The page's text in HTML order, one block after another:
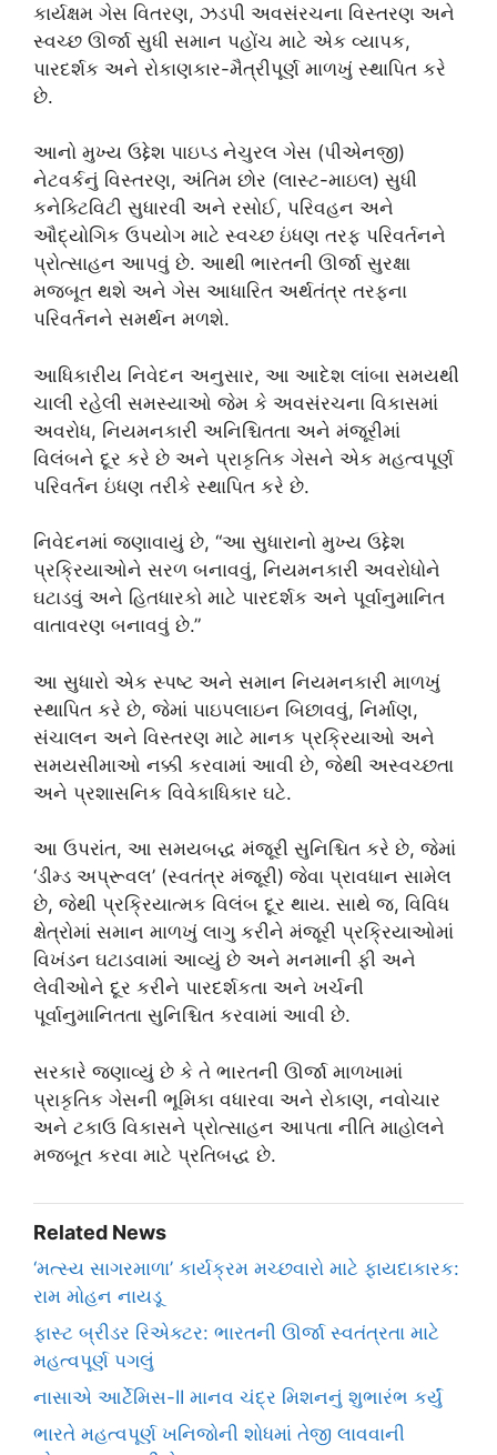
કાર્યક્ષમ ગેસ વિતરણ, ઝડપી અવસંરચના વિસ્તરણ અને
સ્વચ્છ ઊર્જા સુધી સમાન પહોંચ માટે એક વ્યાપક,
પારદર્શક અને રોકાણકાર-મૈત્રીપૂર્ણ માળખું સ્થાપિત કરે
છે.
આનો મુખ્ય ઉદ્દેશ પાઇપ્ડ નેચુરલ ગેસ (પીએનજી)
નેટવર્કનું વિસ્તરણ, અંતિમ છોર (લાસ્ટ-માઇલ) સુધી
કનેક્ટિવિટી સુધારવી અને રસોઈ, પરિવહન અને
ઔદ્યોગિક ઉપયોગ માટે સ્વચ્છ ઇંધણ તરફ પરિવર્તનને
પ્રોત્સાહન આપવું છે. આથી ભારતની ઊર્જા સુરક્ષા
મજબૂત થશે અને ગેસ આધારિત અર્થતંત્ર તરફના
પરિવર્તનને સમર્થન મળશે.
આધિકારીય નિવેદન અનુસાર, આ આદેશ લાંબા સમયથી
ચાલી રહેલી સમસ્યાઓ જેમ કે અવસંરચના વિકાસમાં
અવરોધ, નિયમનકારી અનિશ્ચિતતા અને મંજૂરીમાં
વિલંબને દૂર કરે છે અને પ્રાકૃતિક ગેસને એક મહત્વપૂર્ણ
પરિવર્તન ઇંધણ તરીકે સ્થાપિત કરે છે.
નિવેદનમાં જણાવાયું છે, “આ સુધારાનો મુખ્ય ઉદ્દેશ
પ્રક્રિયાઓને સરળ બનાવવું, નિયમનકારી અવરોધોને
ઘટાડવું અને હિતધારકો માટે પારદર્શક અને પૂર્વાનુમાનિત
વાતાવરણ બનાવવું છે.”
આ સુધારો એક સ્પષ્ટ અને સમાન નિયમનકારી માળખું
સ્થાપિત કરે છે, જેમાં પાઇપલાઇન બિછાવવું, નિર્માણ,
સંચાલન અને વિસ્તરણ માટે માનક પ્રક્રિયાઓ અને
સમયસીમાઓ નક્કી કરવામાં આવી છે, જેથી અસ્વચ્છતા
અને પ્રશાસનિક વિવેકાધિકાર ઘટે.
આ ઉપરાંત, આ સમયબદ્ધ મંજૂરી સુનિશ્ચિત કરે છે, જેમાં
‘ડીમ્ડ અપ્રૂવલ’ (સ્વતંત્ર મંજૂરી) જેવા પ્રાવધાન સામેલ
છે, જેથી પ્રક્રિયાત્મક વિલંબ દૂર થાય. સાથે જ, વિવિધ
ક્ષેત્રોમાં સમાન માળખું લાગુ કરીને મંજૂરી પ્રક્રિયાઓમાં
વિખંડન ઘટાડવામાં આવ્યું છે અને મનમાની ફી અને
લેવીઓને દૂર કરીને પારદર્શકતા અને ખર્ચની
પૂર્વાનુમાનિતતા સુનિશ્ચિત કરવામાં આવી છે.
સરકારે જણાવ્યું છે કે તે ભારતની ઊર્જા માળખામાં
પ્રાકૃતિક ગેસની ભૂમિકા વધારવા અને રોકાણ, નવોચાર
અને ટકાઉ વિકાસને પ્રોત્સાહન આપતા નીતિ માહોલને
મજબૂત કરવા માટે પ્રતિબદ્ધ છે.
Related News
‘મત્સ્ય સાગરમાળા’ કાર્યક્રમ મચ્છવારો માટે ફાયદાકારક:
રામ મોહન નાયડૂ
ફાસ્ટ બ્રીડર રિએક્ટર: ભારતની ઊર્જા સ્વતંત્રતા માટે
મહત્વપૂર્ણ પગલું
નાસાએ આર્ટેમિસ-II માનવ ચંદ્ર મિશનનું શુભારંભ કર્યું
ભારતે મહત્વપૂર્ણ ખનિજોની શોધમાં તેજી લાવવાની